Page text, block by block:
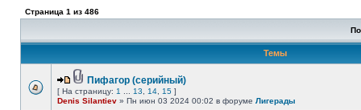
Страница 1 из 486
Темы
Пифагор (серийный)
[ На страницу: 1 13 14 15 ]
Denis Silantiev » Пн июн 03 2024 00:02 в форуме Лигерады